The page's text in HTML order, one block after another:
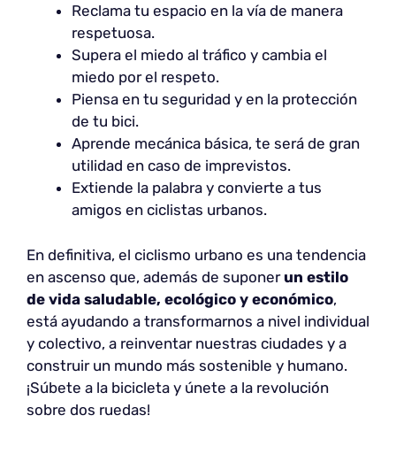
Reclama tu espacio en la vía de manera
respetuosa.
Supera el miedo al tráfico y cambia el
miedo por el respeto.
Piensa en tu seguridad y en la protección
de tu bici.
Aprende mecánica básica, te será de gran
utilidad en caso de imprevistos.
Extiende la palabra y convierte a tus
amigos en ciclistas urbanos.
En definitiva, el ciclismo urbano es una tendencia
en ascenso que, además de suponer un estilo
de vida saludable, ecológico y económico,
está ayudando a transformarnos a nivel individual
y colectivo, a reinventar nuestras ciudades y a
construir un mundo más sostenible y humano.
¡Súbete a la bicicleta y únete a la revolución
sobre dos ruedas!